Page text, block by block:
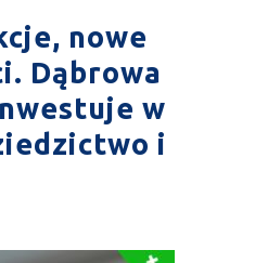
nowe
Dąbrowa
w
i